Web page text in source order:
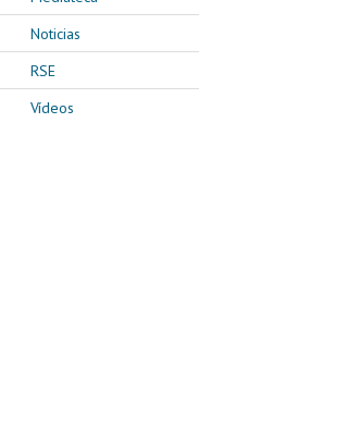
Noticias
RSE
Vídeos